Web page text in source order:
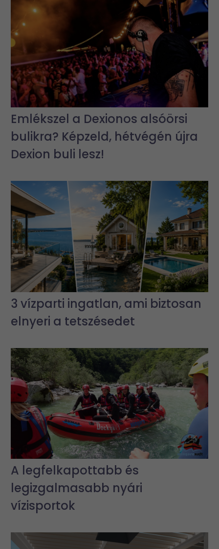
Emlékszel a Dexionos alsóörsi
bulikra? Képzeld, hétvégén újra
Dexion buli lesz!
3 vízparti ingatlan, ami biztosan
elnyeri a tetszésedet
A legfelkapottabb és
legizgalmasabb nyári
vízisportok